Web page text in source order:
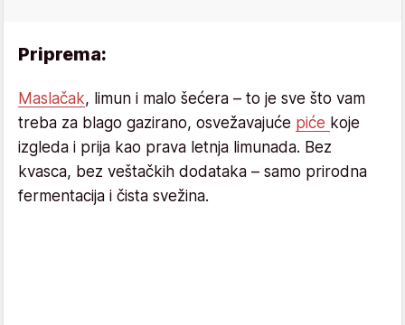
Priprema:
Maslačak, limun i malo šećera – to je sve što vam
treba za blago gazirano, osvežavajuće piće koje
izgleda i prija kao prava letnja limunada. Bez
kvasca, bez veštačkih dodataka – samo prirodna
fermentacija i čista svežina.